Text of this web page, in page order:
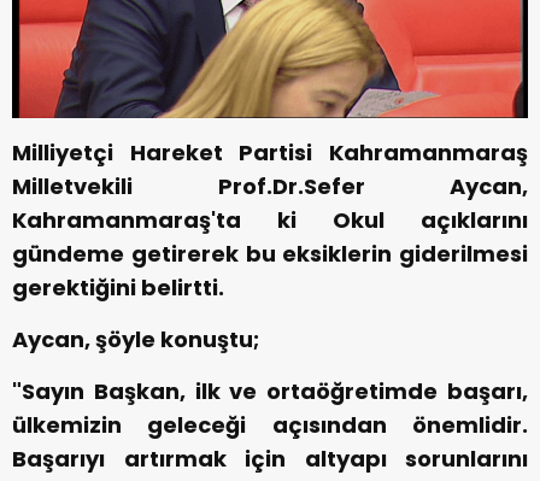
Milliyetçi Hareket Partisi Kahramanmaraş
Milletvekili Prof.Dr.Sefer Aycan,
Kahramanmaraş'ta ki Okul açıklarını
gündeme getirerek bu eksiklerin giderilmesi
gerektiğini belirtti.
Aycan, şöyle konuştu;
"Sayın Başkan, ilk ve ortaöğretimde başarı,
ülkemizin geleceği açısından önemlidir.
Başarıyı artırmak için altyapı sorunlarını